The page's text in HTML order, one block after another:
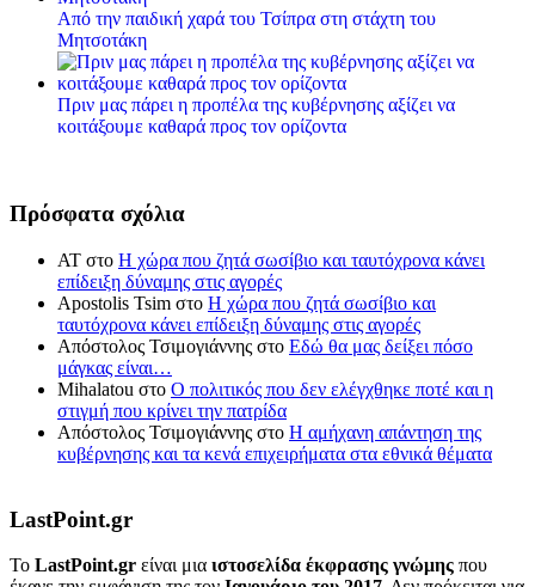
Από την παιδική χαρά του Τσίπρα στη στάχτη του
Μητσοτάκη
Πριν μας πάρει η προπέλα της κυβέρνησης αξίζει να
κοιτάξουμε καθαρά προς τον ορίζοντα
Πρόσφατα σχόλια
ΑΤ στο Η χώρα που ζητά σωσίβιο και ταυτόχρονα κάνει
επίδειξη δύναμης στις αγορές
Apostolis Tsim στο Η χώρα που ζητά σωσίβιο και
ταυτόχρονα κάνει επίδειξη δύναμης στις αγορές
Απόστολος Τσιμογιάννης στο Εδώ θα μας δείξει πόσο
μάγκας είναι…
Mihalatou στο Ο πολιτικός που δεν ελέγχθηκε ποτέ και η
στιγμή που κρίνει την πατρίδα
Απόστολος Τσιμογιάννης στο Η αμήχανη απάντηση της
κυβέρνησης και τα κενά επιχειρήματα στα εθνικά θέματα
LastPoint.gr
To LastPoint.gr είναι μια ιστοσελίδα έκφρασης γνώμης που